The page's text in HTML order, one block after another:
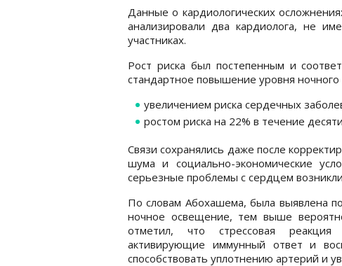
Данные о кардиологических
анализировали два кардиолога, не
участниках.
Рост риска был постепенным и
стандартное повышение уровня ночного
увеличением риска сердечных
ростом риска на 22% в течение
Связи сохранялись даже после
шума и социально-экономические
серьезные проблемы с сердцем
По словам Абохашема, была выявлена
ночное освещение, тем выше
отметил, что стрессовая реакция
активирующие иммунный ответ и
способствовать уплотнению артерий и